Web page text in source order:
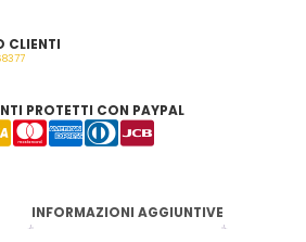
CLIENTI
PROTETTI CON PAYPAL
INFORMAZIONI AGGIUNTIVE